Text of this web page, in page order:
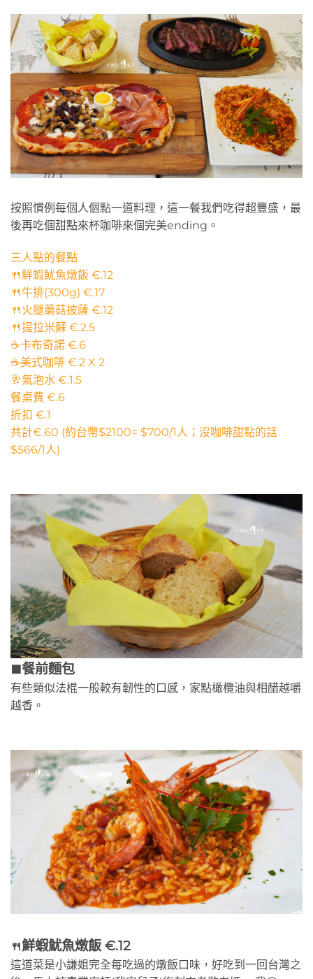
按照慣例每個人個點一道料理，這一餐我們吃得超豐盛，最
後再吃個甜點來杯咖啡來個完美ending。
三人點的餐點
🍴鮮蝦魷魚燉飯 €.12
🍴牛排(300g) €.17
🍴火腿蘑菇披薩 €.12
🍴提拉米蘇 €.2.5
☕卡布奇諾 €.6
☕美式咖啡 €.2 X 2
🥂氣泡水 €.1.5
餐桌費 €.6
折扣 €.1
共計€.60 (約台幣$2100= $700/1人；沒咖啡甜點的話
$566/1人)
🟫餐前麵包
有些類似法棍一般較有韌性的口感，家點橄欖油與相醋越嚼
越香。
🍴鮮蝦魷魚燉飯 €.12
這道菜是小謙姐完全每吃過的燉飯口味，好吃到一回台灣之